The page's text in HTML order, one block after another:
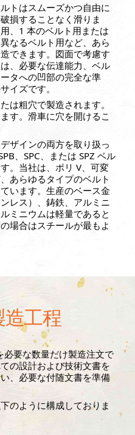
トはスムーズかつ自由に
損することなく滑りま
、1 本のベルト用または
なるベルト用など、あら
できます。図面で考慮す
、必要な伝達能力、ベル
タへの凹部の完全な準
イズです。
は粗穴で製造されます。
す。滑車に穴を開けるこ
ザインの両方を取り扱っ
、SPC、または SPZ ベル
。当社は、ポリ V、可変
あらゆるタイプのベルト
います。生産のベース金
レス）、鋳鉄、アルミニ
ミニウムは軽量であると
場合はスチールが最もよ
工程
必要な数量だけ製造注文で
の設計および技術文書を
、必要な付随文書を準備
のように構成しておりま